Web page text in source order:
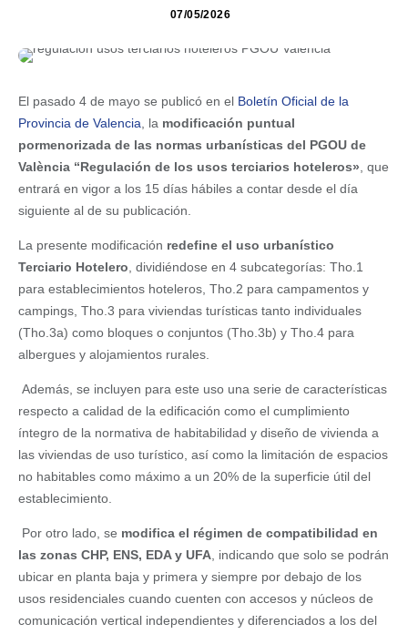
07/05/2026
El pasado 4 de mayo se publicó en el Boletín Oficial de la
Provincia de Valencia , la modificación puntual
pormenorizada de las normas urbanísticas del PGOU de
València “Regulación de los usos terciarios hoteleros» , que
entrará en vigor a los 15 días hábiles a contar desde el día
siguiente al de su publicación.
La presente modificación redefine el uso urbanístico
Terciario Hotelero , dividiéndose en 4 subcategorías: Tho.1
para establecimientos hoteleros, Tho.2 para campamentos y
campings, Tho.3 para viviendas turísticas tanto individuales
(Tho.3a) como bloques o conjuntos (Tho.3b) y Tho.4 para
albergues y alojamientos rurales.
Además, se incluyen para este uso una serie de características
respecto a calidad de la edificación como el cumplimiento
íntegro de la normativa de habitabilidad y diseño de vivienda a
las viviendas de uso turístico, así como la limitación de espacios
no habitables como máximo a un 20% de la superficie útil del
establecimiento.
Por otro lado, se modifica el régimen de compatibilidad en
las zonas CHP, ENS, EDA y UFA , indicando que solo se podrán
ubicar en planta baja y primera y siempre por debajo de los
usos residenciales cuando cuenten con accesos y núcleos de
comunicación vertical independientes y diferenciados a los del